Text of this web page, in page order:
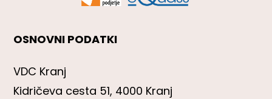
OSNOVNI PODATKI
VDC Kranj
Kidričeva cesta 51, 4000 Kranj